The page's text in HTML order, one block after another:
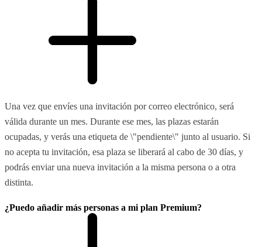
Una vez que envíes una invitación por correo electrónico, será
válida durante un mes. Durante ese mes, las plazas estarán
ocupadas, y verás una etiqueta de \"pendiente\" junto al usuario. Si
no acepta tu invitación, esa plaza se liberará al cabo de 30 días, y
podrás enviar una nueva invitación a la misma persona o a otra
distinta.
¿Puedo añadir más personas a mi plan Premium?